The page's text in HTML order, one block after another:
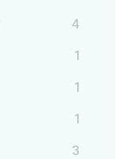
4
1
1
1
3